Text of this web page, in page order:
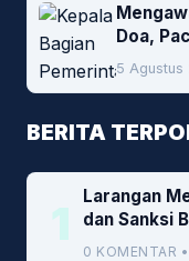
Doa,
5 Agustus
BERITA
1
Larangan
dan Sanksi
0 KOMENTAR